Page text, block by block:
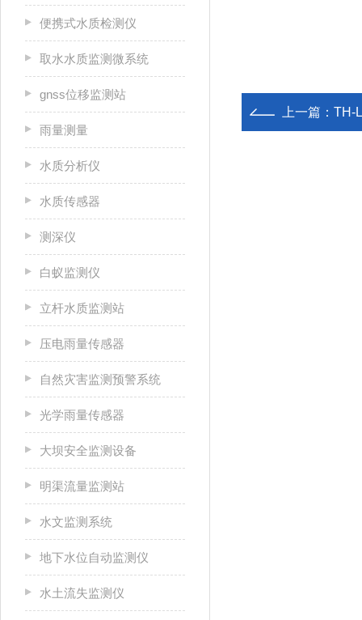
便携式水质检测仪
取水水质监测微系统
gnss位移监测站
雨量测量
水质分析仪
水质传感器
测深仪
白蚁监测仪
立杆水质监测站
压电雨量传感器
自然灾害监测预警系统
光学雨量传感器
大坝安全监测设备
明渠流量监测站
水文监测系统
地下水位自动监测仪
水土流失监测仪
上一篇： TH-